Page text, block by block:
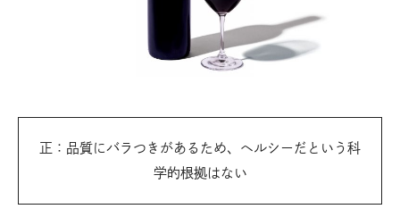
正：品質にバラつきがあるため、ヘルシーだという科
学的根拠はない